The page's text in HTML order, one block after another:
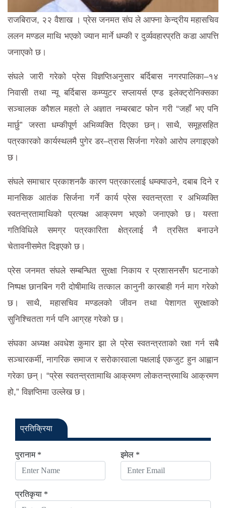
राजबिराज, २२ वैशाख । प्रेस जनमत संघ ले आफ्ना केन्द्रीय महासचिव
ललन मण्डल माथि भएको ज्यान मार्ने धम्की र दुर्व्यवहारप्रति कडा आपत्ति
जनाएको छ।
संघले जारी गरेको प्रेस विज्ञप्तिअनुसार बर्दिबास नगरपालिका–१४
निवासी तथा न्यू बर्दिबास कम्प्युटर सप्लायर्स एण्ड इलेक्ट्रोनिक्सका
सञ्चालक कौशल महतो ले अज्ञात नम्बरबाट फोन गरी “जहाँ भए पनि
मार्छु” जस्ता धम्कीपूर्ण अभिव्यक्ति दिएका छन्। साथै, समूहसहित
पत्रकारको कार्यस्थलमै पुगेर डर–त्रास सिर्जना गरेको आरोप लगाइएको
छ।
संघले समाचार प्रकाशनकै कारण पत्रकारलाई धम्क्याउने, दबाब दिने र
मानसिक आतंक सिर्जना गर्ने कार्य प्रेस स्वतन्त्रता र अभिव्यक्ति
स्वतन्त्रतामाथिको प्रत्यक्ष आक्रमण भएको जनाएको छ। यस्ता
गतिविधिले समग्र पत्रकारिता क्षेत्रलाई नै त्रसित बनाउने
चेतावनीसमेत दिइएको छ।
प्रेस जनमत संघले सम्बन्धित सुरक्षा निकाय र प्रशासनसँग घटनाको
निष्पक्ष छानबिन गरी दोषीमाथि तत्काल कानुनी कारबाही गर्न माग गरेको
छ। साथै, महासचिव मण्डलको जीवन तथा पेशागत सुरक्षाको
सुनिश्चितता गर्न पनि आग्रह गरेको छ।
संघका अध्यक्ष अवधेश कुमार झा ले प्रेस स्वतन्त्रताको रक्षा गर्न सबै
सञ्चारकर्मी, नागरिक समाज र सरोकारवाला पक्षलाई एकजुट हुन आह्वान
गरेका छन्। “प्रेस स्वतन्त्रतामाथि आक्रमण लोकतन्त्रमाथि आक्रमण
हो,” विज्ञप्तिमा उल्लेख छ।
प्रतिक्रिया
पुरानाम * इमेल *
प्रतिकृया *